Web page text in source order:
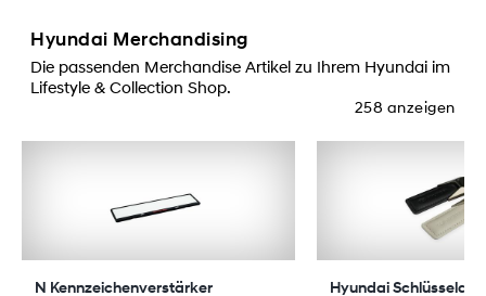
Hyundai Merchandising
Die passenden Merchandise Artikel zu Ihrem Hyundai im
Lifestyle & Collection Shop.
258 anzeigen
N Kennzeichenverstärker Hyundai